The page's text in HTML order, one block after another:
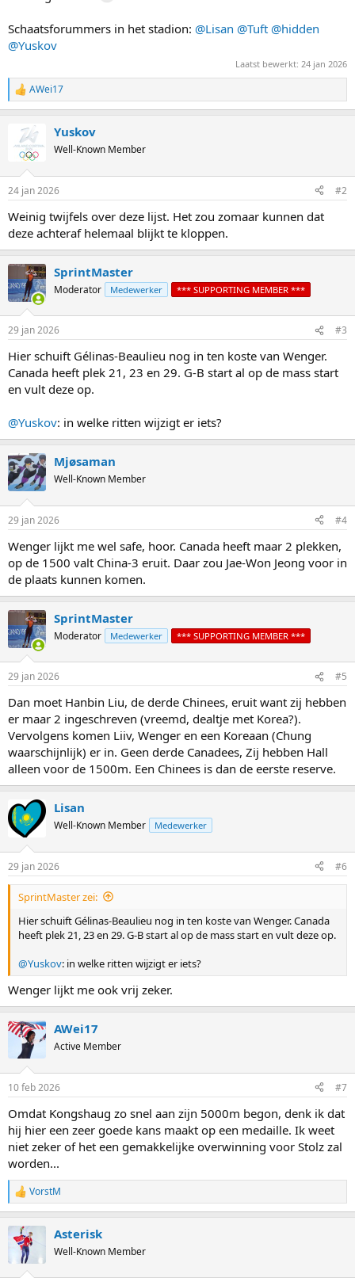
Schaatsforummers in het stadion: @Lisan @Tuft @hidden
@Yuskov
Laatst bewerkt: 24 jan 2026
R
e
t
s
AWei17
Yuskov
Well-Known Member
24 jan 2026 #2
Weinig twijfels over deze lijst. Het zou zomaar kunnen dat
deze achteraf helemaal blijkt te kloppen.
SprintMaster
Moderator Medewerker *** SUPPORTING MEMBER ***
29 jan 2026 #3
Hier schuift Gélinas-Beaulieu nog in ten koste van Wenger.
Canada heeft plek 21, 23 en 29. G-B start al op de mass start
en vult deze op.
@Yuskov: in welke ritten wijzigt er iets?
Mjøsaman
Well-Known Member
29 jan 2026 #4
Wenger lijkt me wel safe, hoor. Canada heeft maar 2 plekken,
op de 1500 valt China-3 eruit. Daar zou Jae-Won Jeong voor in
de plaats kunnen komen.
SprintMaster
Moderator Medewerker *** SUPPORTING MEMBER ***
29 jan 2026 #5
Dan moet Hanbin Liu, de derde Chinees, eruit want zij hebben
er maar 2 ingeschreven (vreemd, dealtje met Korea?).
Vervolgens komen Liiv, Wenger en een Koreaan (Chung
waarschijnlijk) er in. Geen derde Canadees, Zij hebben Hall
alleen voor de 1500m. Een Chinees is dan de eerste reserve.
Lisan
Well-Known Member Medewerker
29 jan 2026 #6
SprintMaster zei:
Hier schuift Gélinas-Beaulieu nog in ten koste van Wenger. Canada
heeft plek 21, 23 en 29. G-B start al op de mass start en vult deze op.
@Yuskov: in welke ritten wijzigt er iets?
Wenger lijkt me ook vrij zeker.
AWei17
Active Member
10 feb 2026 #7
Omdat Kongshaug zo snel aan zijn 5000m begon, denk ik dat
hij hier een zeer goede kans maakt op een medaille. Ik weet
niet zeker of het een gemakkelijke overwinning voor Stolz zal
worden...
R
e
c
t
VorstM
Asterisk
Well-Known Member